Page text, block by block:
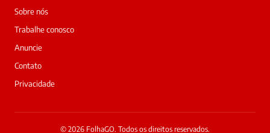
Paes
acabou
de
cobrir
matéria
—
galera
Sobre nós
Trabalhe conosco
Anuncie
Contato
Privacidade
© 2026 FolhaGO. Todos os direitos reservados.